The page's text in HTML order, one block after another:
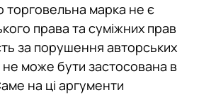
торговельна марка не є
права та суміжних прав
за порушення авторських
не може бути застосована в
на ці аргументи